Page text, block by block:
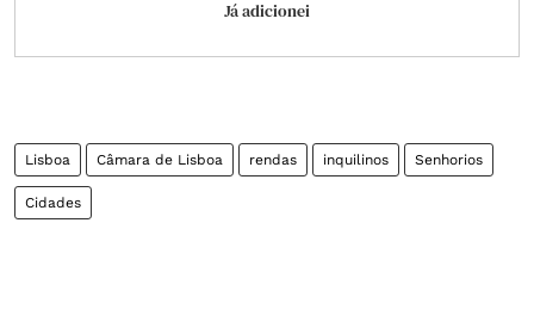
Já adicionei
Lisboa Câmara de Lisboa rendas inquilinos Senhorios
Cidades